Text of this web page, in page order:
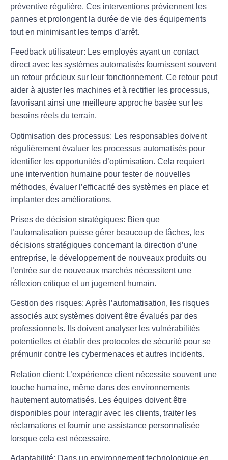
préventive régulière. Ces interventions préviennent les
pannes et prolongent la durée de vie des équipements
tout en minimisant les temps d’arrêt.
Feedback utilisateur: Les employés ayant un contact
direct avec les systèmes automatisés fournissent souvent
un retour précieux sur leur fonctionnement. Ce retour peut
aider à ajuster les machines et à rectifier les processus,
favorisant ainsi une meilleure approche basée sur les
besoins réels du terrain.
Optimisation des processus: Les responsables doivent
régulièrement évaluer les processus automatisés pour
identifier les opportunités d’optimisation. Cela requiert
une intervention humaine pour tester de nouvelles
méthodes, évaluer l’efficacité des systèmes en place et
implanter des améliorations.
Prises de décision stratégiques: Bien que
l’automatisation puisse gérer beaucoup de tâches, les
décisions stratégiques concernant la direction d’une
entreprise, le développement de nouveaux produits ou
l’entrée sur de nouveaux marchés nécessitent une
réflexion critique et un jugement humain.
Gestion des risques: Après l’automatisation, les risques
associés aux systèmes doivent être évalués par des
professionnels. Ils doivent analyser les vulnérabilités
potentielles et établir des protocoles de sécurité pour se
prémunir contre les cybermenaces et autres incidents.
Relation client: L’expérience client nécessite souvent une
touche humaine, même dans des environnements
hautement automatisés. Les équipes doivent être
disponibles pour interagir avec les clients, traiter les
réclamations et fournir une assistance personnalisée
lorsque cela est nécessaire.